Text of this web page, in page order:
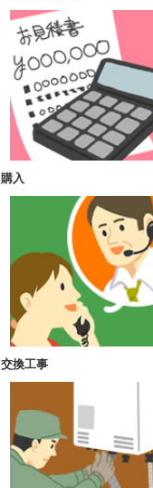
購入
交換工事